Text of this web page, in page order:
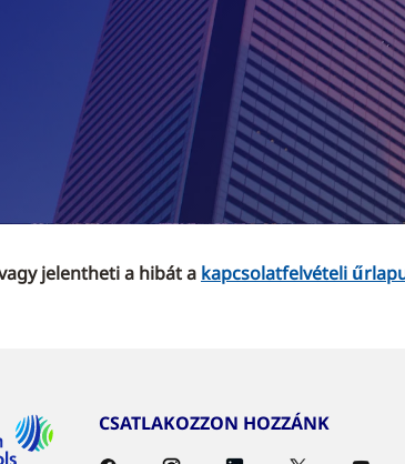
jelentheti a hibát a kapcsolatfelvételi
CSATLAKOZZON HOZZÁNK